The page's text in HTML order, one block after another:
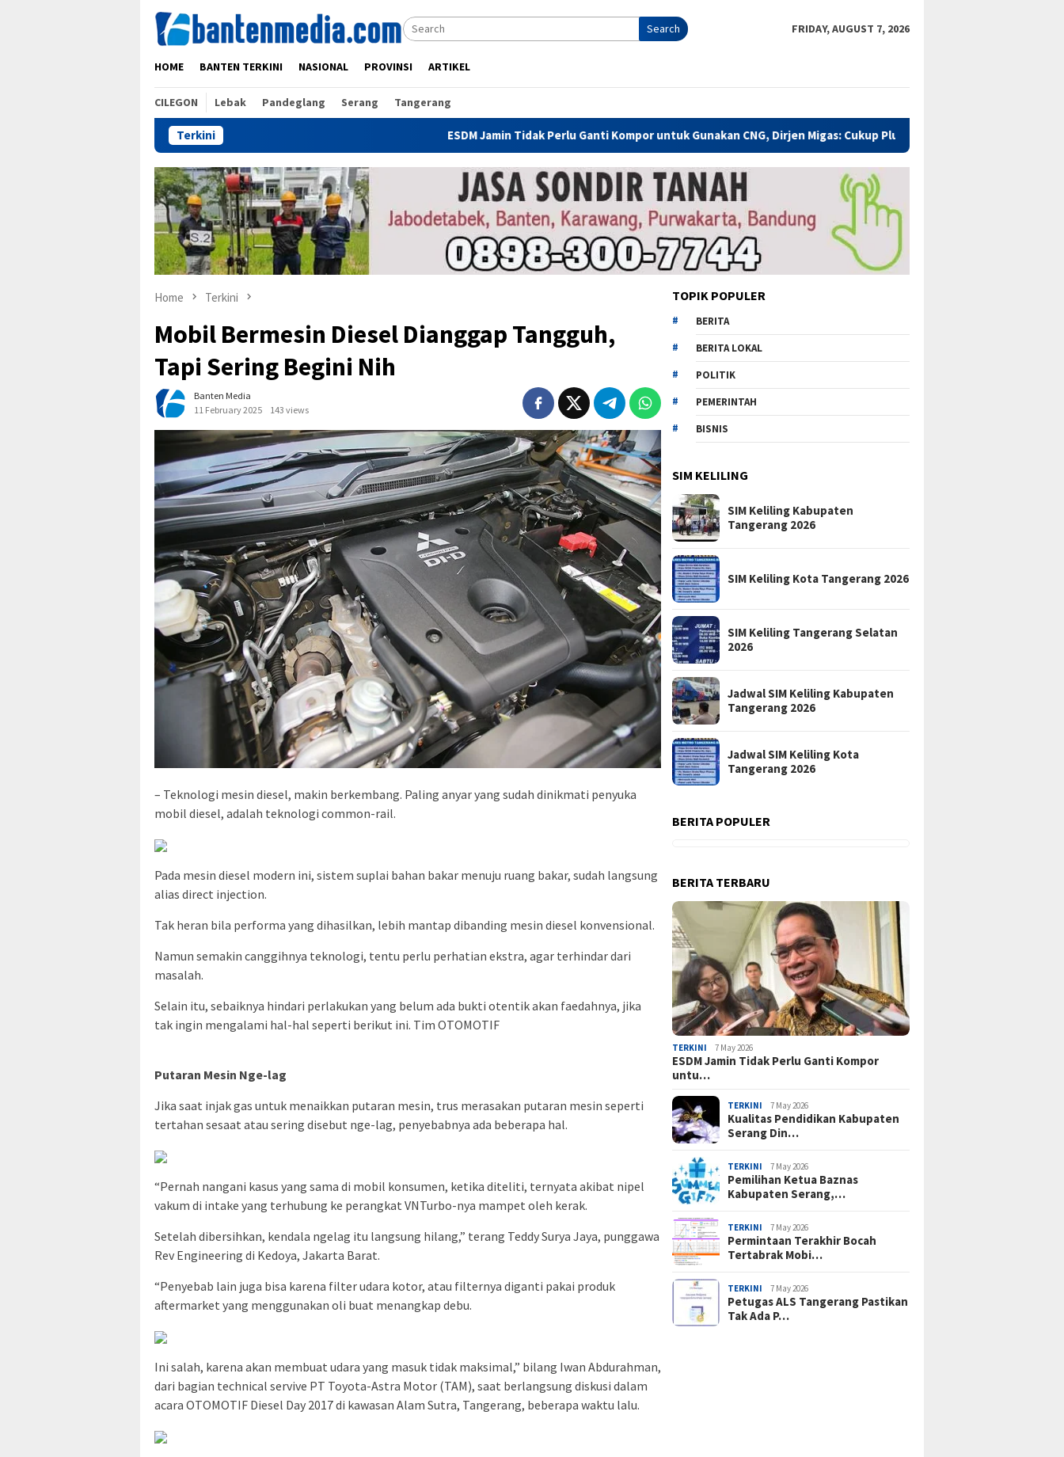
content
Search FRIDAY, AUGUST 7, 2026
HOME BANTEN TERKINI NASIONAL PROVINSI ARTIKEL
CILEGON Lebak Pandeglang Serang Tangerang
Terkini ESDM Jamin Tidak Perlu Ganti Kompor untuk Gunakan CNG, Dirjen Migas: Cukup Plug and Play
Home Terkini
Mobil Bermesin Diesel Dianggap Tangguh,
Tapi Sering Begini Nih
Banten Media
11 February 2025
143 views
– Teknologi mesin diesel, makin berkembang. Paling anyar yang sudah dinikmati penyuka
mobil diesel, adalah teknologi common-rail.
Pada mesin diesel modern ini, sistem suplai bahan bakar menuju ruang bakar, sudah langsung
alias direct injection.
Tak heran bila performa yang dihasilkan, lebih mantap dibanding mesin diesel konvensional.
Namun semakin canggihnya teknologi, tentu perlu perhatian ekstra, agar terhindar dari
masalah.
Selain itu, sebaiknya hindari perlakukan yang belum ada bukti otentik akan faedahnya, jika
tak ingin mengalami hal-hal seperti berikut ini. Tim OTOMOTIF
Putaran Mesin Nge-lag
Jika saat injak gas untuk menaikkan putaran mesin, trus merasakan putaran mesin seperti
tertahan sesaat atau sering disebut nge-lag, penyebabnya ada beberapa hal.
“Pernah nangani kasus yang sama di mobil konsumen, ketika diteliti, ternyata akibat nipel
vakum di intake yang terhubung ke perangkat VNTurbo-nya mampet oleh kerak.
Setelah dibersihkan, kendala ngelag itu langsung hilang,” terang Teddy Surya Jaya, punggawa
Rev Engineering di Kedoya, Jakarta Barat.
“Penyebab lain juga bisa karena filter udara kotor, atau filternya diganti pakai produk
aftermarket yang menggunakan oli buat menangkap debu.
Ini salah, karena akan membuat udara yang masuk tidak maksimal,” bilang Iwan Abdurahman,
dari bagian technical servive PT Toyota-Astra Motor (TAM), saat berlangsung diskusi dalam
acara OTOMOTIF Diesel Day 2017 di kawasan Alam Sutra, Tangerang, beberapa waktu lalu.
TOPIK POPULER
BERITA
BERITA LOKAL
POLITIK
PEMERINTAH
BISNIS
SIM KELILING
SIM Keliling Kabupaten
Tangerang 2026
SIM Keliling Kota Tangerang 2026
SIM Keliling Tangerang Selatan
2026
Jadwal SIM Keliling Kabupaten
Tangerang 2026
Jadwal SIM Keliling Kota
Tangerang 2026
BERITA POPULER
BERITA TERBARU
TERKINI 7 May 2026
ESDM Jamin Tidak Perlu Ganti Kompor
untu…
TERKINI 7 May 2026
Kualitas Pendidikan Kabupaten
Serang Din…
TERKINI 7 May 2026
Pemilihan Ketua Baznas
Kabupaten Serang,…
TERKINI 7 May 2026
Permintaan Terakhir Bocah
Tertabrak Mobi…
TERKINI 7 May 2026
Petugas ALS Tangerang Pastikan
Tak Ada P…